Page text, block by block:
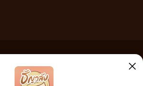
อรับผิดชอบต่อข้อความใดๆ ทั้งสิ้น ดังนั้นผู้อ่านทุกท่านโปรดใช้
อง และหากท่านพบข้อความใดๆ ที่ขัดต่อกฎหมายและศีลธรรม